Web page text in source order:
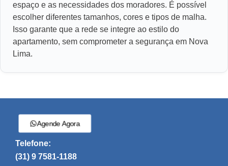
espaço e as necessidades dos moradores. É possível
escolher diferentes tamanhos, cores e tipos de malha.
Isso garante que a rede se integre ao estilo do
apartamento, sem comprometer a segurança em Nova
Lima.
Agende Agora
Telefone:
(31) 9 7581-1188